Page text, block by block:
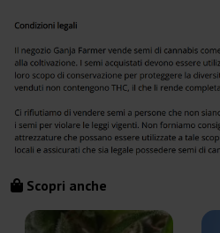
Scopri anche